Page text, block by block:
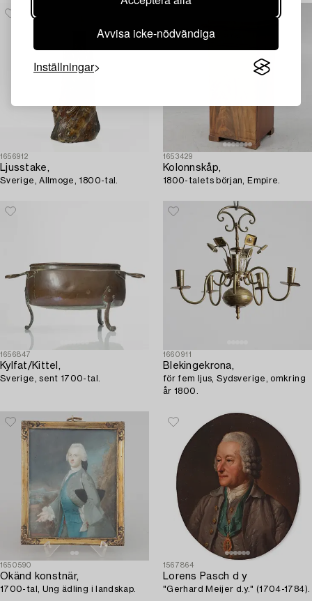
Avvisa icke-nödvändiga
Inställningar
1656912
Ljusstake,
Sverige, Allmoge, 1800-tal.
1653429
Kolonnskåp,
1800-talets början, Empire.
1656847
Kylfat/Kittel,
Sverige, sent 1700-tal.
1660911
Blekingekrona,
för fem ljus, Sydsverige, omkring
år 1800.
1650590
Okänd konstnär,
1700-tal, Ung ädling i landskap.
1567864
Lorens Pasch d y
"Gerhard Meijer d.y." (1704-1784).